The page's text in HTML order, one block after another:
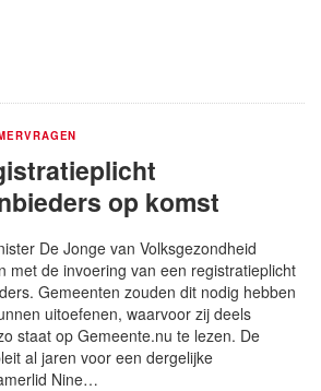
op komst
De Jonge van Volksgezondheid
met de invoering van een registratieplicht
Gemeenten zouden dit nodig hebben
uitoefenen, waarvoor zij deels
staat op Gemeente.nu te lezen. De
al jaren voor een dergelijke
Nine…